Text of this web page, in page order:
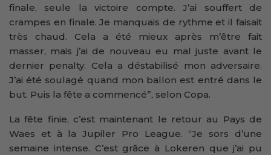
finale, seule la victoire compte. J’ai souffert de
crampes en finale. Je manquais de rythme et il faisait
très chaud. Cela a été mieux après m’être fait
masser, mais j’ai de nouveau eu mal juste avant le
dernier penalty. Cela a déstabilisé mon adversaire.
J’ai été soulagé quand mon ballon est entré dans le
but. Puis la fête a commencé”, selon Copa.
La fête finie, c’est maintenant le retour au Pays de
Waes et à la Jupiler Pro League. “Je sors d’une
semaine intense. C’est grâce à Lokeren que j’ai pu